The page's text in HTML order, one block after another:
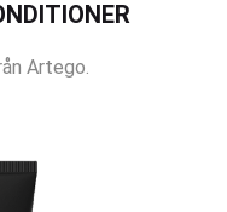
Artego.